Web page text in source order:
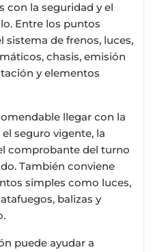
con la seguridad y el
Entre los puntos
sistema de frenos, luces,
chasis, emisión
y elementos
llegar con la
seguro vigente, la
comprobante del turno
También conviene
simples como luces,
balizas y
puede ayudar a